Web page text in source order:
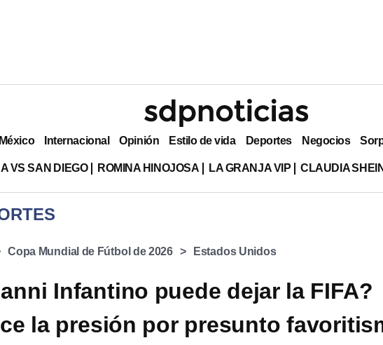
México Internacional Opinión Estilo de vida Deportes Negocios
VS SAN DIEGO ROMINA HINOJOSA LA GRANJA VIP CLAUDIA
Copa Mundial de Fútbol de 2026 Estados Unidos
Infantino puede dejar la FIFA?
la presión por presunto